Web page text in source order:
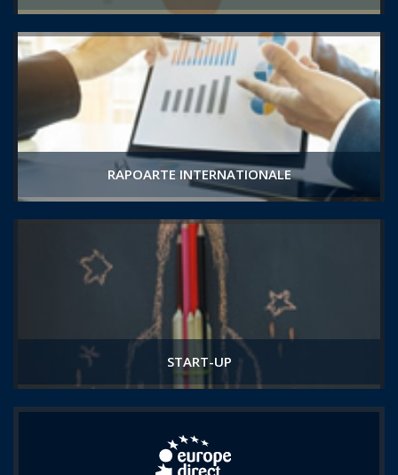
RAPOARTE INTERNATIONALE
START-UP